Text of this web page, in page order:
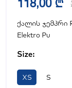
118,00 ₾
ქალის ჯემპრი
Elektro Pu
Size:
XS S